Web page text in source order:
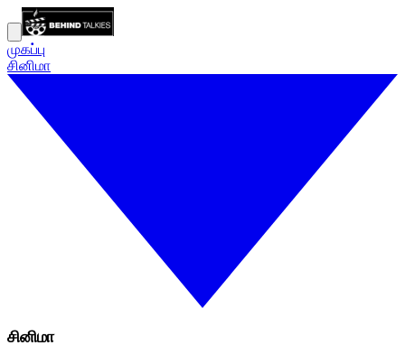
முகப்பு
சினிமா
சினிமா